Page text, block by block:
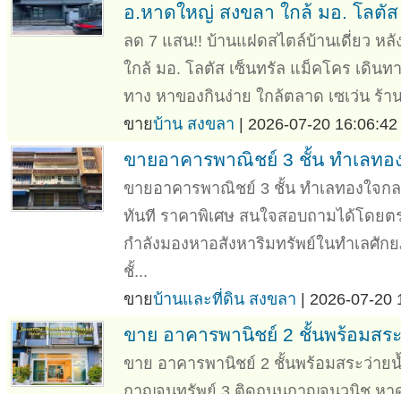
อ.หาดใหญ่ สงขลา ใกล้ มอ. โลตั
ลด 7 แสน!! บ้านแฝดสไตล์บ้านเดี่ยว ห
ใกล้ มอ. โลตัส เซ็นทรัล แม็คโคร เดินท
ทาง หาของกินง่าย ใกล้ตลาด เซเว่น ร้
ขายบ้าน สงขลา | 2026-07-20
ขายอาคารพาณิชย์ 3 ชั้น ทำเลทอ
ขายอาคารพาณิชย์ 3 ชั้น ทำเลทองใจ
ทันที ราคาพิเศษ สนใจสอบถามได้โดย
กำลังมองหาอสังหาริมทรัพย์ในทำเลศัก
ชั้...
ขายบ้านและที่ดิน สงขลา | 2026-07-20
ขาย อาคารพานิชย์ 2 ชั้นพร้อมสร
ขาย อาคารพานิชย์ 2 ชั้นพร้อมสระว่าย